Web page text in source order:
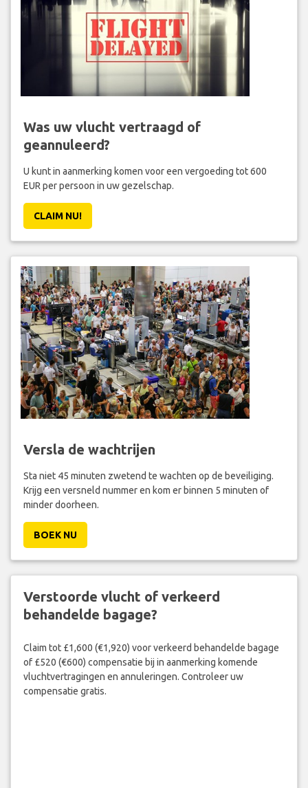
Was uw vlucht vertraagd of
geannuleerd?
U kunt in aanmerking komen voor een vergoeding tot 600
EUR per persoon in uw gezelschap.
CLAIM NU!
Versla de wachtrijen
Sta niet 45 minuten zwetend te wachten op de beveiliging.
Krijg een versneld nummer en kom er binnen 5 minuten of
minder doorheen.
BOEK NU
Verstoorde vlucht of verkeerd
behandelde bagage?
Claim tot £1,600 (€1,920) voor verkeerd behandelde bagage
of £520 (€600) compensatie bij in aanmerking komende
vluchtvertragingen en annuleringen. Controleer uw
compensatie gratis.